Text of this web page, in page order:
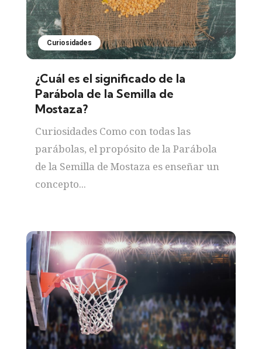
Curiosidades
¿Cuál es el significado de la
Parábola de la Semilla de
Mostaza?
Curiosidades Como con todas las
parábolas, el propósito de la Parábola
de la Semilla de Mostaza es enseñar un
concepto...